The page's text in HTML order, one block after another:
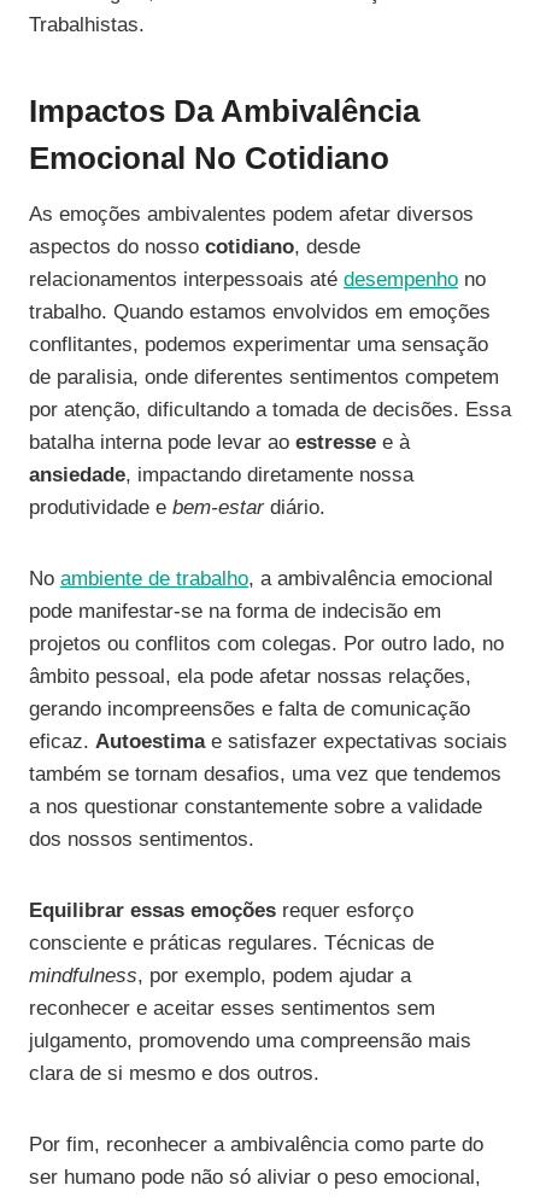
Trabalhistas.
Impactos Da Ambivalência
Emocional No Cotidiano
As emoções ambivalentes podem afetar diversos
aspectos do nosso cotidiano, desde
relacionamentos interpessoais até desempenho no
trabalho. Quando estamos envolvidos em emoções
conflitantes, podemos experimentar uma sensação
de paralisia, onde diferentes sentimentos competem
por atenção, dificultando a tomada de decisões. Essa
batalha interna pode levar ao estresse e à
ansiedade, impactando diretamente nossa
produtividade e bem-estardiário.
No ambiente de trabalho, a ambivalência emocional
pode manifestar-se na forma de indecisão em
projetos ou conflitos com colegas. Por outro lado, no
âmbito pessoal, ela pode afetar nossas relações,
gerando incompreensões e falta de comunicação
eficaz. Autoestimae satisfazer expectativas sociais
também se tornam desafios, uma vez que tendemos
a nos questionar constantemente sobre a validade
dos nossos sentimentos.
Equilibrar essas emoções requer esforço
consciente e práticas regulares. Técnicas de
mindfulness, por exemplo, podem ajudar a
reconhecer e aceitar esses sentimentos sem
julgamento, promovendo uma compreensão mais
clara de si mesmo e dos outros.
Por fim, reconhecer a ambivalência como parte do
ser humano pode não só aliviar o peso emocional,